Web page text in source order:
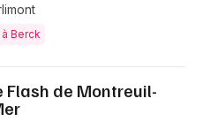
Berck
Flash de Montreuil-